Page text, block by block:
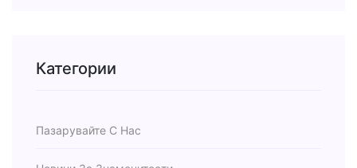
Категории
Пазарувайте С Нас